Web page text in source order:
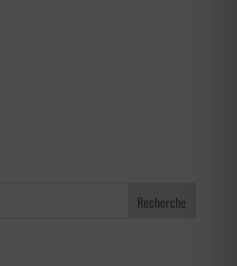
Recherche